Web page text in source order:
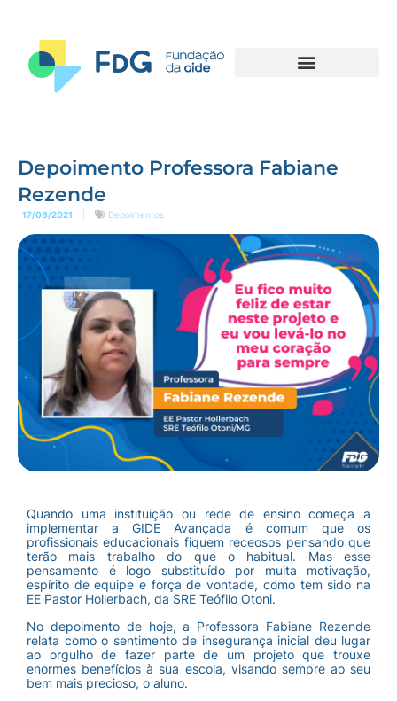
Depoimento Professora Fabiane
Rezende
17/08/2021 Depoimentos
Quando uma instituição ou rede de ensino começa a
implementar a GIDE Avançada é comum que os
profissionais educacionais fiquem receosos pensando que
terão mais trabalho do que o habitual. Mas esse
pensamento é logo substituído por muita motivação,
espírito de equipe e força de vontade, como tem sido na
EE Pastor Hollerbach, da SRE Teófilo Otoni.
No depoimento de hoje, a Professora Fabiane Rezende
relata como o sentimento de insegurança inicial deu lugar
ao orgulho de fazer parte de um projeto que trouxe
enormes benefícios à sua escola, visando sempre ao seu
bem mais precioso, o aluno.